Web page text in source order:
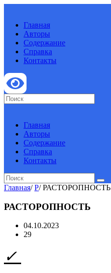
Главная
Авторы
Содержание
Справка
Контакты
Главная
Авторы
Содержание
Справка
Контакты
Главная/ Р/ РАСТОРОПНОСТЬ
РАСТОРОПНОСТЬ
04.10.2023
29